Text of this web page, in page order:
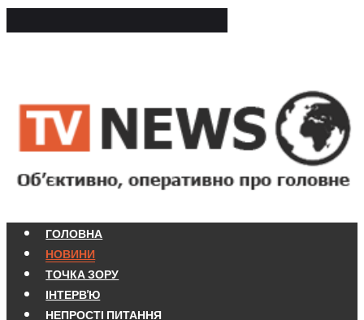
ГОЛОВНА
НОВИНИ
ТОЧКА ЗОРУ
ІНТЕРВ'Ю
НЕПРОСТІ ПИТАННЯ